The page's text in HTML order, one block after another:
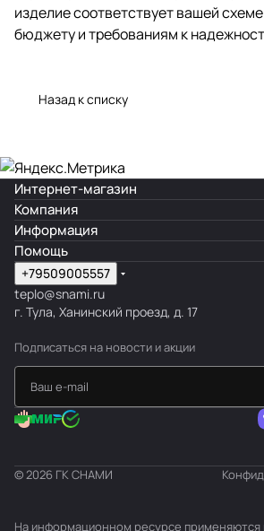
изделие соответствует вашей
бюджету и требованиям к
Назад к списку
Интернет-магазин
Компания
Информация
Помощь
+79509005557
teplo@snami.ru
г. Тула, Ханинский проезд, д. 17
Подписаться на новости и акции
© 2026 ГК СНАМИ
На информационном ресурсе применяются